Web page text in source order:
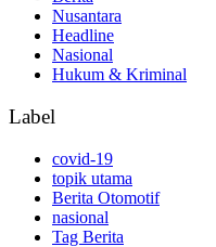
Nusantara
Headline
Nasional
Hukum & Kriminal
Label
covid-19
topik utama
Berita Otomotif
nasional
Tag Berita